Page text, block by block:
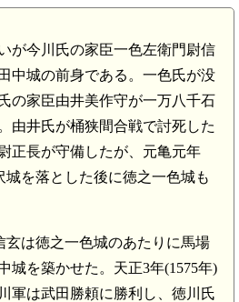
が今川氏の家臣一色左衛門尉信
中城の前身である。一色氏が没
の家臣由井美作守が一万八千石
由井氏が桶狭間合戦で討死した
正長が守備したが、元亀元年
城を落とした後に徳之一色城も
玄は徳之一色城のあたりに馬場
城を築かせた。天正3年(1575年)
軍は武田勝頼に勝利し、徳川氏